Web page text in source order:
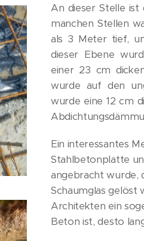
An dieser Stelle ist
manchen Stellen
als 3 Meter tief,
dieser Ebene
einer 23 cm
wurde auf den
wurde eine 12 cm
Ein interessantes
Stahlbetonplatte
angebracht wurde,
Schaumglas gelöst
Architekten ein
Beton ist, desto